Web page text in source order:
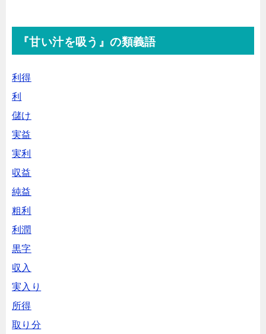
『甘い汁を吸う』の類義語
利得
利
儲け
実益
実利
収益
純益
粗利
利潤
黒字
収入
実入り
所得
取り分